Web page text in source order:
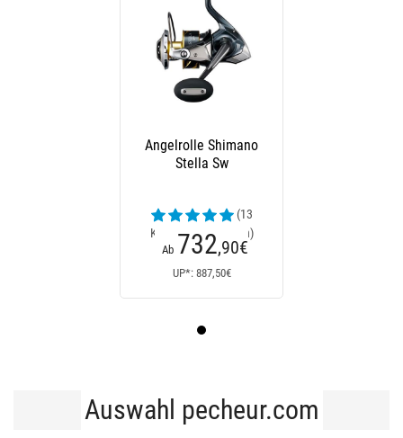
Angelrolle Shimano
Stella Sw
(13
Kundenrezensionen)
Ab 732,90€
UP*: 887,50€
Auswahl pecheur.com